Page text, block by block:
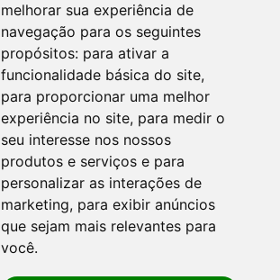
melhorar sua experiência de
navegação para os seguintes
propósitos: para ativar a
funcionalidade básica do site,
para proporcionar uma melhor
experiência no site, para medir o
seu interesse nos nossos
produtos e serviços e para
personalizar as interações de
marketing, para exibir anúncios
que sejam mais relevantes para
você.